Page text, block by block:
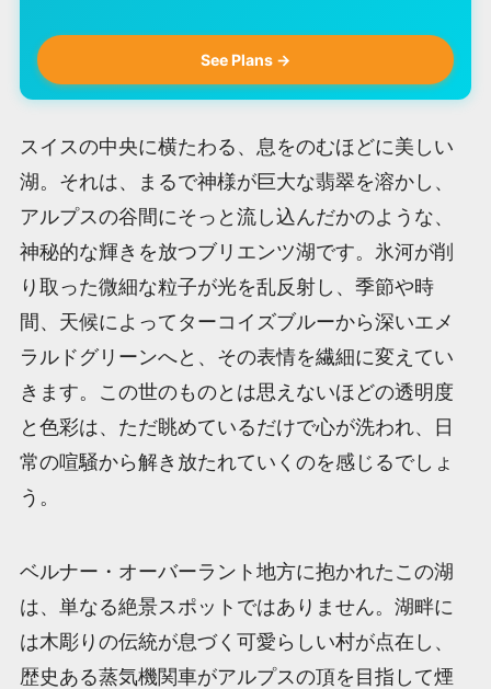
See Plans →
スイスの中央に横たわる、息をのむほどに美しい
湖。それは、まるで神様が巨大な翡翠を溶かし、
アルプスの谷間にそっと流し込んだかのような、
神秘的な輝きを放つブリエンツ湖です。氷河が削
り取った微細な粒子が光を乱反射し、季節や時
間、天候によってターコイズブルーから深いエメ
ラルドグリーンへと、その表情を繊細に変えてい
きます。この世のものとは思えないほどの透明度
と色彩は、ただ眺めているだけで心が洗われ、日
常の喧騒から解き放たれていくのを感じるでしょ
う。
ベルナー・オーバーラント地方に抱かれたこの湖
は、単なる絶景スポットではありません。湖畔に
は木彫りの伝統が息づく可愛らしい村が点在し、
歴史ある蒸気機関車がアルプスの頂を目指して煙